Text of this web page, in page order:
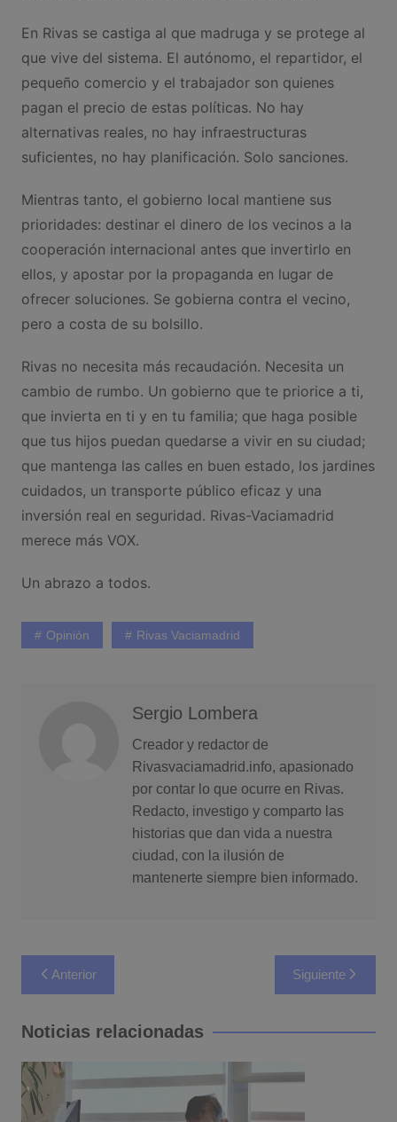
En Rivas se castiga al que madruga y se protege al
que vive del sistema. El autónomo, el repartidor, el
pequeño comercio y el trabajador son quienes
pagan el precio de estas políticas. No hay
alternativas reales, no hay infraestructuras
suficientes, no hay planificación. Solo sanciones.
Mientras tanto, el gobierno local mantiene sus
prioridades: destinar el dinero de los vecinos a la
cooperación internacional antes que invertirlo en
ellos, y apostar por la propaganda en lugar de
ofrecer soluciones. Se gobierna contra el vecino,
pero a costa de su bolsillo.
Rivas no necesita más recaudación. Necesita un
cambio de rumbo. Un gobierno que te priorice a ti,
que invierta en ti y en tu familia; que haga posible
que tus hijos puedan quedarse a vivir en su ciudad;
que mantenga las calles en buen estado, los jardines
cuidados, un transporte público eficaz y una
inversión real en seguridad. Rivas-Vaciamadrid
merece más VOX.
Un abrazo a todos.
Opinión Rivas Vaciamadrid
Sergio Lombera
Creador y redactor de
Rivasvaciamadrid.info, apasionado
por contar lo que ocurre en Rivas.
Redacto, investigo y comparto las
historias que dan vida a nuestra
ciudad, con la ilusión de
mantenerte siempre bien informado.
Navegación
de
entradas
Anterior Siguiente
Noticias relacionadas